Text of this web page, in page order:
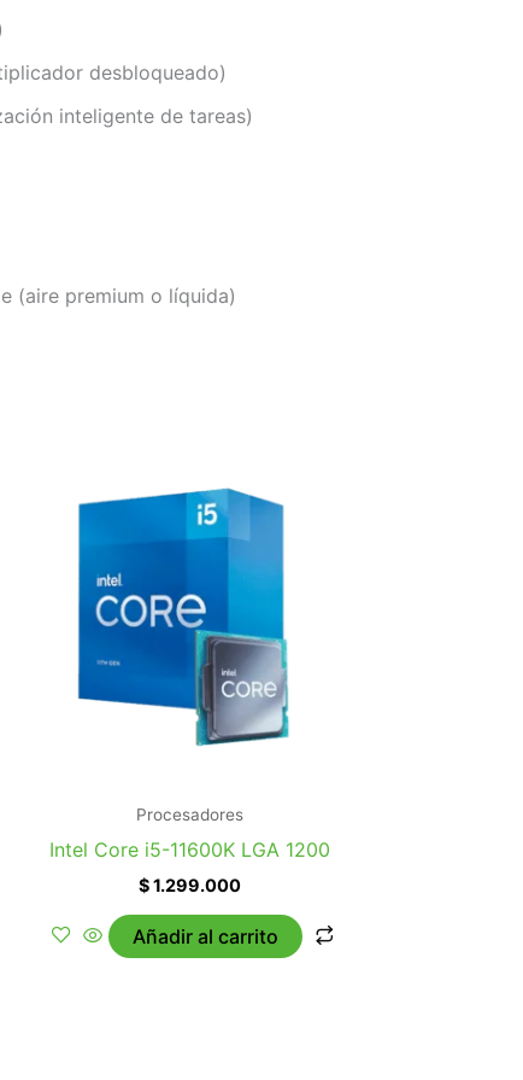
desbloqueado)
inteligente de tareas)
(aire premium o líquida)
Procesadores
Intel Core i5-11600K LGA 1200
$1.299.000
Añadir al carrito